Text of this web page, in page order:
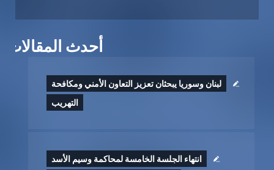
أحدث المقالات
لبنان وسوريا يبحثان تعزيز التعاون الأمني ومكافحة
التهريب
انتهاء الجلسة الخامسة لمحاكمة وسيم الأسد